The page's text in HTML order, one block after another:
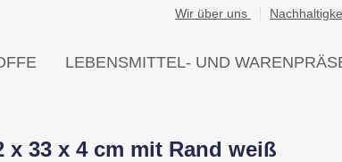
Wir über uns
LEBENSMITTEL- UND
x 33 x 4 cm mit Rand weiß